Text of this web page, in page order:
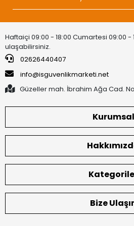
Haftaiçi 09:00 - 18:00 Cumartesi 09:00 -
ulaşabilirsiniz.
02626440407
info@isguvenlikmarketi.net
Güzeller mah. İbrahim Ağa Cad.
Kurumsal
Bize